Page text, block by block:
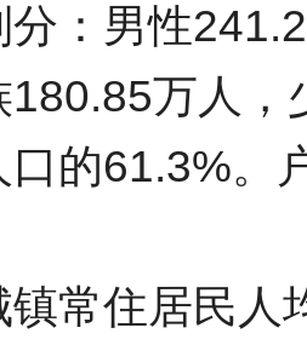
分：男性
万人
口的61.3%。
镇常住居民人